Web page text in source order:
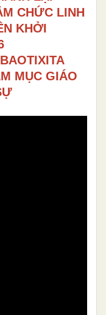
CHỨC LINH
KHỞI
MỤC GIÁO